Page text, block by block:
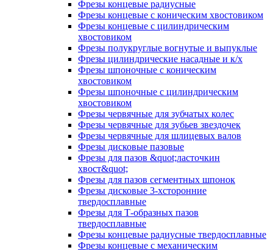
Фрезы концевые радиусные
Фрезы концевые с коническим хвостовиком
Фрезы концевые с цилиндрическим
хвостовиком
Фрезы полукруглые вогнутые и выпуклые
Фрезы цилиндрические насадные и к/х
Фрезы шпоночные с коническим
хвостовиком
Фрезы шпоночные с цилиндрическим
хвостовиком
Фрезы червячные для зубчатых колес
Фрезы червячные для зубьев звездочек
Фрезы червячные для шлицевых валов
Фрезы дисковые пазовые
Фрезы для пазов &quot;ласточкин
хвост&quot;
Фрезы для пазов сегментных шпонок
Фрезы дисковые 3-хсторонние
твердосплавные
Фрезы для Т-образных пазов
твердосплавные
Фрезы концевые радиусные твердосплавные
Фрезы концевые с механическим